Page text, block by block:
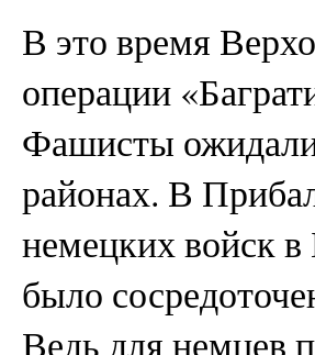
В это время
операции
Фашисты ожидали
районах. В
немецких войск
было
Ведь для немцев